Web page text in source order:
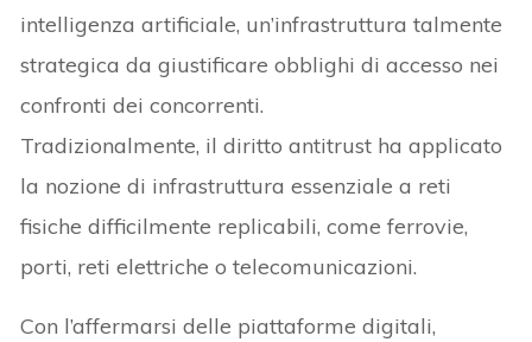
intelligenza artificiale, un’infrastruttura talmente
strategica da giustificare obblighi di accesso nei
confronti dei concorrenti.
Tradizionalmente, il diritto antitrust ha applicato
la nozione di infrastruttura essenziale a reti
fisiche difficilmente replicabili, come ferrovie,
porti, reti elettriche o telecomunicazioni.
Con l’affermarsi delle piattaforme digitali,